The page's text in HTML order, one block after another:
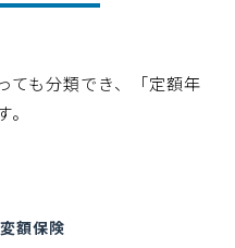
ても分類でき、「定額年
額保険